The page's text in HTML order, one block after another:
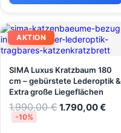
AKTION
SIMA Luxus Kratzbaum 180
cm – gebürstete Lederoptik &
Extra große Liegeflächen
1.990,00€1.790,00€
-10%